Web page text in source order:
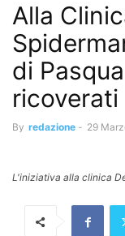
Alla
di
ricoverati
By redazione - 29
L'iniziativa alla clinica